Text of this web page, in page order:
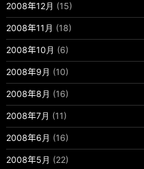
2008年12月 (15)
2008年11月 (18)
2008年10月 (6)
2008年9月 (10)
2008年8月 (16)
2008年7月 (11)
2008年6月 (16)
2008年5月 (22)